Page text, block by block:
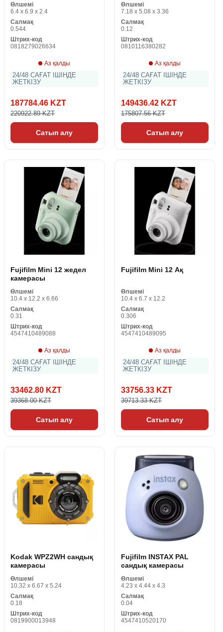
Өлшемі
6.4 x 6.9 x 2.4
Салмақ
0.544
Штрих-код
0818279026634
Аз қалды
24/48 САҒАТ ІШІНДЕ
ЖЕТКІЗУ
187784.46 KZT
220922.89 KZT
Сатып алу
Өлшемі
7.18 x 5.08 x 3.36
Салмақ
0.12
Штрих-код
0810116380282
Аз қалды
24/48 САҒАТ ІШІНДЕ
ЖЕТКІЗУ
149436.42 KZT
175807.56 KZT
Сатып алу
Fujifilm Mini 12 жедел
камерасы
Өлшемі
10.4 x 12.2 x 6.66
Салмақ
0.31
Штрих-код
4547410489088
Аз қалды
24/48 САҒАТ ІШІНДЕ
ЖЕТКІЗУ
33462.80 KZT
39368.00 KZT
Сатып алу
Fujifilm Mini 12 Ақ
Өлшемі
10.4 x 6.7 x 12.2
Салмақ
0.306
Штрих-код
4547410489095
Аз қалды
24/48 САҒАТ ІШІНДЕ
ЖЕТКІЗУ
33756.33 KZT
39713.33 KZT
Сатып алу
Kodak WPZ2WH сандық
камерасы
Өлшемі
10.32 x 6.67 x 5.24
Салмақ
0.18
Штрих-код
0819900013948
Fujifilm INSTAX PAL
сандық камерасы
Өлшемі
4.23 x 4.44 x 4.3
Салмақ
0.04
Штрих-код
4547410520170